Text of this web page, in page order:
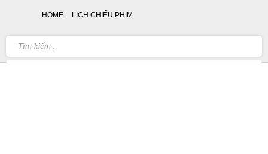
HOME LỊCH CHIẾU PHIM